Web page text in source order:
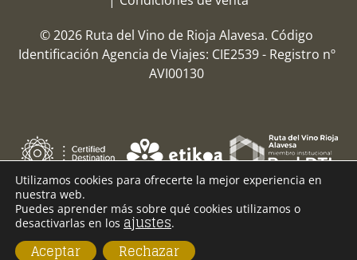
© 2026 Ruta del Vino de Rioja Alavesa. Código
Identificación Agencia de Viajes: CIE2539 - Registro nº
AVI00130
Utilizamos cookies para ofrecerte la mejor experiencia en
nuestra web.
Puedes aprender más sobre qué cookies utilizamos o
desactivarlas en los ajustes.
Aceptar Rechazar